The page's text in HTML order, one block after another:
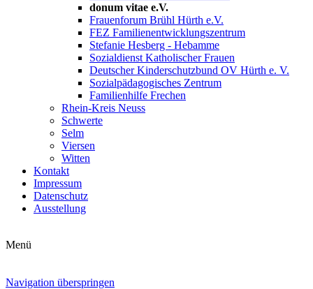
donum vitae e.V.
Frauenforum Brühl Hürth e.V.
FEZ Familienentwicklungszentrum
Stefanie Hesberg - Hebamme
Sozialdienst Katholischer Frauen
Deutscher Kinderschutzbund OV Hürth e. V.
Sozialpädagogisches Zentrum
Familienhilfe Frechen
Rhein-Kreis Neuss
Schwerte
Selm
Viersen
Witten
Kontakt
Impressum
Datenschutz
Ausstellung
Menü
Navigation überspringen